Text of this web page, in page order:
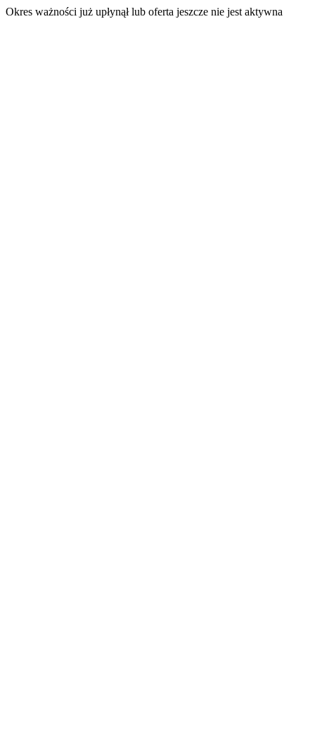
Okres ważności już upłynął lub oferta jeszcze nie jest aktywna